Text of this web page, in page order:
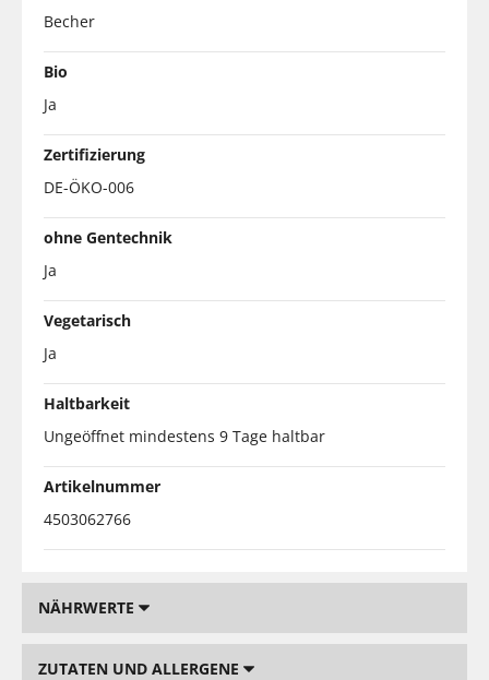
Becher
Bio
Ja
Zertifizierung
DE-ÖKO-006
ohne Gentechnik
Ja
Vegetarisch
Ja
Haltbarkeit
Ungeöffnet mindestens 9 Tage haltbar
Artikelnummer
4503062766
NÄHRWERTE
ZUTATEN UND ALLERGENE